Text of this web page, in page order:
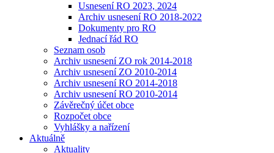
Usnesení RO 2023, 2024
Archiv usnesení RO 2018-2022
Dokumenty pro RO
Jednací řád RO
Seznam osob
Archiv usnesení ZO rok 2014-2018
Archiv usnesení ZO 2010-2014
Archiv usnesení RO 2014-2018
Archiv usnesení RO 2010-2014
Závěrečný účet obce
Rozpočet obce
Vyhlášky a nařízení
Aktuálně
Aktuality